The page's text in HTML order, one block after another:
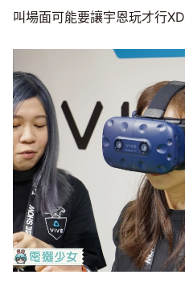
叫場面可能要讓宇恩玩才行XD